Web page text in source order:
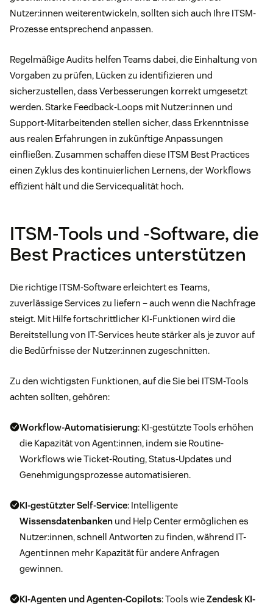
Nutzer:innen weiterentwickeln, sollten sich auch Ihre ITSM-
Prozesse entsprechend anpassen.
Regelmäßige Audits helfen Teams dabei, die Einhaltung von
Vorgaben zu prüfen, Lücken zu identifizieren und
sicherzustellen, dass Verbesserungen korrekt umgesetzt
werden. Starke Feedback-Loops mit Nutzer:innen und
Support-Mitarbeitenden stellen sicher, dass Erkenntnisse
aus realen Erfahrungen in zukünftige Anpassungen
einfließen. Zusammen schaffen diese ITSM Best Practices
einen Zyklus des kontinuierlichen Lernens, der Workflows
effizient hält und die Servicequalität hoch.
ITSM-Tools und -Software, die
Best Practices unterstützen
Die richtige ITSM-Software erleichtert es Teams,
zuverlässige Services zu liefern – auch wenn die Nachfrage
steigt. Mit Hilfe fortschrittlicher KI-Funktionen wird die
Bereitstellung von IT-Services heute stärker als je zuvor auf
die Bedürfnisse der Nutzer:innen zugeschnitten.
Zu den wichtigsten Funktionen, auf die Sie bei ITSM-Tools
achten sollten, gehören:
Workflow-Automatisierung: KI-gestützte Tools erhöhen
die Kapazität von Agent:innen, indem sie Routine-
Workflows wie Ticket-Routing, Status-Updates und
Genehmigungsprozesse automatisieren.
KI-gestützter Self-Service: Intelligente
Wissensdatenbanken und Help Center ermöglichen es
Nutzer:innen, schnell Antworten zu finden, während IT-
Agent:innen mehr Kapazität für andere Anfragen
gewinnen.
KI-Agenten und Agenten-Copilots: Tools wieZendesk KI-